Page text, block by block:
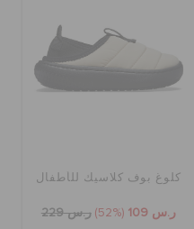
كلوغ بوف كلاسيك للأطفال
ر.س 109 (52%) ر.س 229